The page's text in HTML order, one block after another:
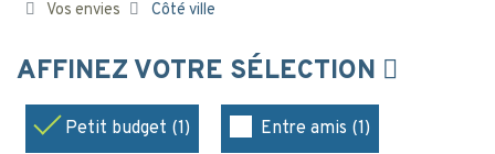
Vos envies Côté ville
AFFINEZ VOTRE SÉLECTION
Petit budget (1) Entre amis (1)